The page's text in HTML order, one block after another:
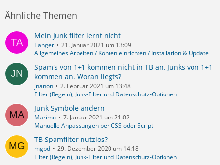
Ähnliche Themen
Mein Junk filter lernt nicht
Tanger
21. Januar 2021 um 13:09
Allgemeines Arbeiten / Konten einrichten / Installation & Update
Spam's von 1+1 kommen nicht in TB an. Junks von 1+1
kommen an. Woran liegts?
jnanon
2. Februar 2021 um 13:48
Filter (Regeln), Junk-Filter und Datenschutz-Optionen
Junk Symbole ändern
Marimo
7. Januar 2021 um 21:02
Manuelle Anpassungen per CSS oder Script
TB Spamfilter nutzlos?
mgbd
29. Dezember 2020 um 14:18
Filter (Regeln), Junk-Filter und Datenschutz-Optionen